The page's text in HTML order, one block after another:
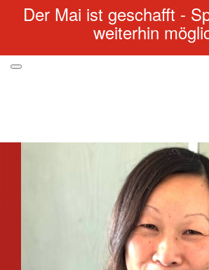
Der Mai ist geschafft -
weiterhin